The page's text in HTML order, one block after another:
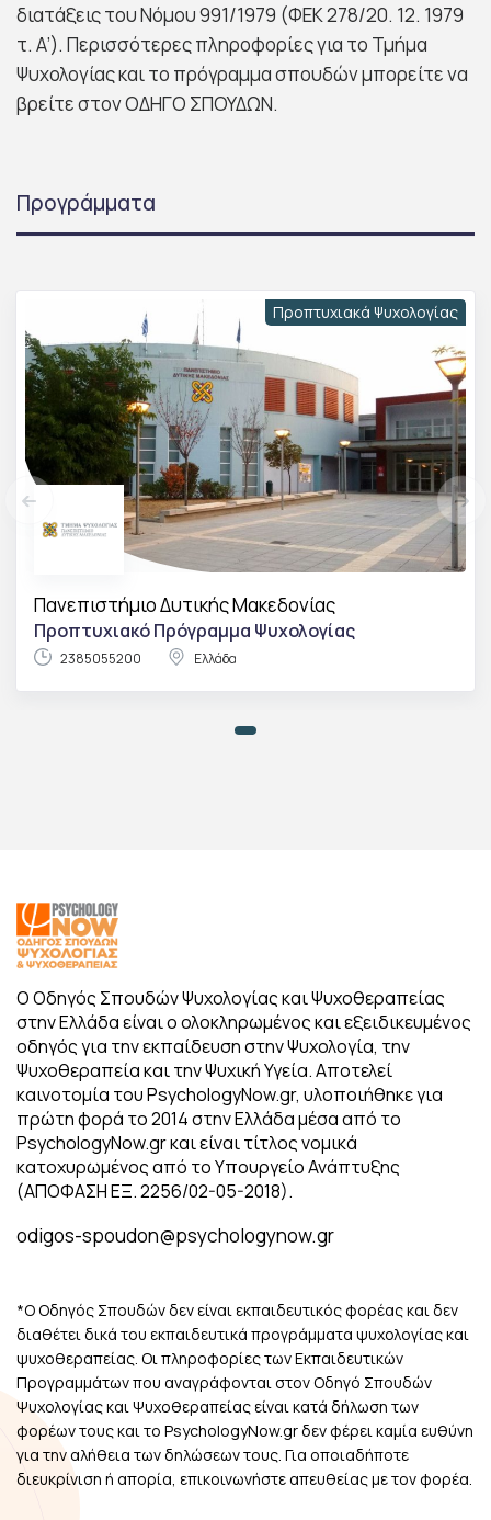
διατάξεις του Νόμου 991/1979 (ΦΕΚ 278/20. 12. 1979
τ. Α’). Περισσότερες πληροφορίες για το Τμήμα
Ψυχολογίας και το πρόγραμμα σπουδών μπορείτε να
βρείτε στον ΟΔΗΓΟ ΣΠΟΥΔΩΝ.
Προγράμματα
Προπτυχιακά Ψυχολογίας
Πανεπιστήμιο Δυτικής Μακεδονίας
Προπτυχιακό Πρόγραμμα Ψυχολογίας
2385055200 Ελλάδα
Ο Οδηγός Σπουδών Ψυχολογίας και Ψυχοθεραπείας
στην Ελλάδα είναι ο ολοκληρωμένος και εξειδικευμένος
οδηγός για την εκπαίδευση στην Ψυχολογία, την
Ψυχοθεραπεία και την Ψυχική Υγεία. Αποτελεί
καινοτομία του PsychologyNow.gr, υλοποιήθηκε για
πρώτη φορά το 2014 στην Ελλάδα μέσα από το
PsychologyNow.gr και είναι τίτλος νομικά
κατοχυρωμένος από το Υπουργείο Ανάπτυξης
(ΑΠΟΦΑΣΗ ΕΞ. 2256/02-05-2018).
odigos-spoudon@psychologynow.gr
*Ο Οδηγός Σπουδών δεν είναι εκπαιδευτικός φορέας και δεν
διαθέτει δικά του εκπαιδευτικά προγράμματα ψυχολογίας και
ψυχοθεραπείας. Οι πληροφορίες των Εκπαιδευτικών
Προγραμμάτων που αναγράφονται στον Οδηγό Σπουδών
Ψυχολογίας και Ψυχοθεραπείας είναι κατά δήλωση των
φορέων τους και το PsychologyNow.gr δεν φέρει καμία ευθύνη
για την αλήθεια των δηλώσεων τους. Για οποιαδήποτε
διευκρίνιση ή απορία, επικοινωνήστε απευθείας με τον φορέα.